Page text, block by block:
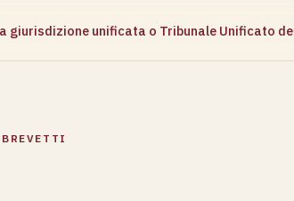
giurisdizione unificata o Tribunale Unificato